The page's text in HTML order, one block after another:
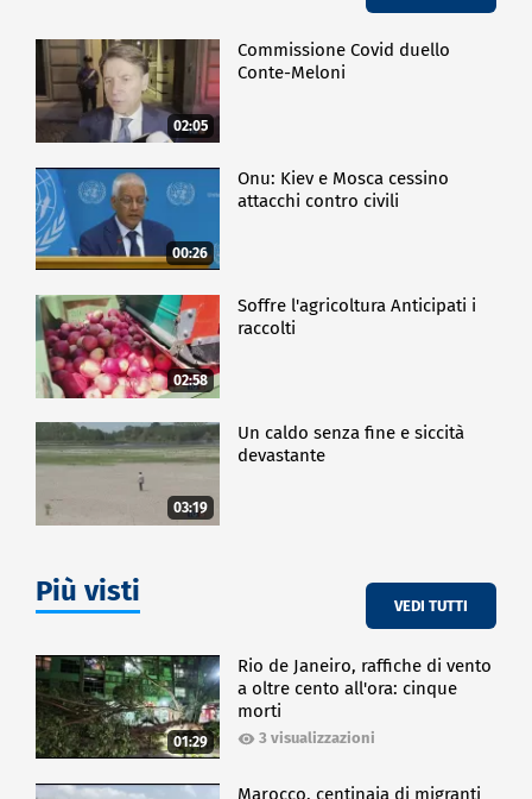
02:05
Commissione Covid duello
Conte-Meloni
00:26
Onu: Kiev e Mosca cessino
attacchi contro civili
02:58
Soffre l'agricoltura Anticipati i
raccolti
03:19
Un caldo senza fine e siccità
devastante
Più visti VEDI TUTTI
01:29
Rio de Janeiro, raffiche di vento
a oltre cento all'ora: cinque
morti
3 visualizzazioni
Marocco, centinaia di migranti